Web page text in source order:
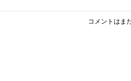
コメントはま